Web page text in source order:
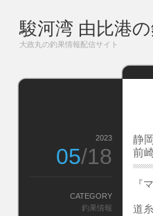
駿河湾 由比港
大政丸の釣果情報配信サイト
静
前
『
道
2023
05/18
CATEGORY
釣果情報